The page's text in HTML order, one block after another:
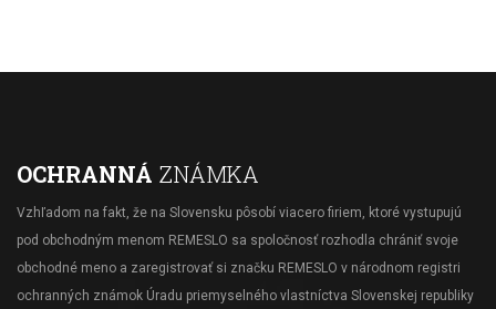
OCHRANNÁ ZNÁMKA
Vzhľadom na fakt, že na Slovensku pôsobí viacero firiem, ktoré vystupujú
pod obchodným menom REMESLO sa spoločnosť rozhodla chrániť svoje
obchodné meno a zaregistrovať si značku REMESLO v národnom registri
ochranných známok Úradu priemyselného vlastníctva Slovenskej republiky